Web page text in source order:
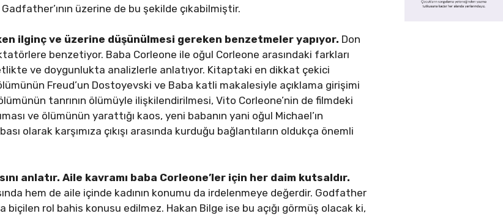
üzerine de bu şekilde çıkabilmiştir.
ilginç ve üzerine düşünülmesi gereken benzetmeler yapıyor. Don
benzetiyor. Baba Corleone ile oğul Corleone arasındaki farkları
ve doygunlukta analizlerle anlatıyor. Kitaptaki en dikkat çekici
Freud’un Dostoyevski ve Baba katli makalesiyle açıklama girişimi
tanrının ölümüyle ilişkilendirilmesi, Vito Corleone’nin de filmdeki
ve ölümünün yarattığı kaos, yeni babanın yani oğul Michael’ın
olarak karşımıza çıkışı arasında kurduğu bağlantıların oldukça önemli
anlatır. Aile kavramı baba Corleone’ler için her daim kutsaldır.
hem de aile içinde kadının konumu da irdelenmeye değerdir. Godfather
rol bahis konusu edilmez. Hakan Bilge ise bu açığı görmüş olacak ki,